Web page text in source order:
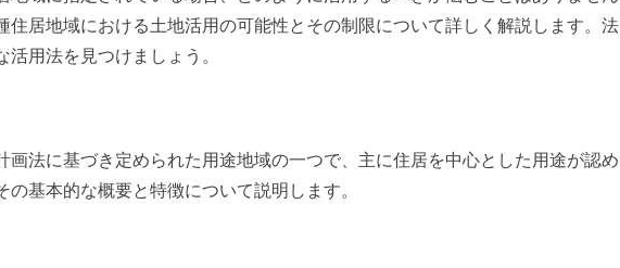
住居地域における土地活用の可能性とその制限について詳しく解説します。法
用法を見つけましょう。
画法に基づき定められた用途地域の一つで、主に住居を中心とした用途が認め
基本的な概要と特徴について説明します。